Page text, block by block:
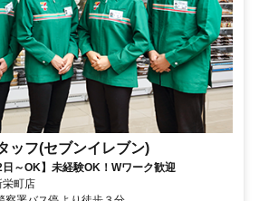
ッフ(セブンイレブン)
～OK】未経験OK！Wワーク歓迎
栄町店